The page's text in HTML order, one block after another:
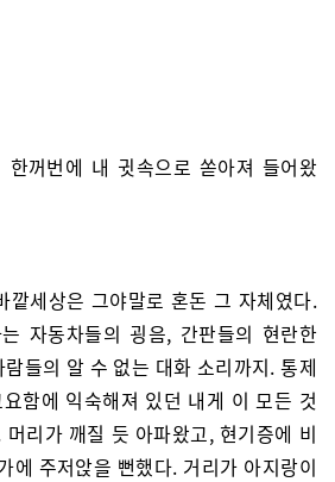
꺼번에 내 귓속으로 쏟아져 들어왔
깥세상은 그야말로 혼돈 그 자체였다.
자동차들의 굉음, 간판들의 현란한
들의 알 수 없는 대화 소리까지. 통제
함에 익숙해져 있던 내게 이 모든 것
리가 깨질 듯 아파왔고, 현기증에 비
에 주저앉을 뻔했다. 거리가 아지랑이